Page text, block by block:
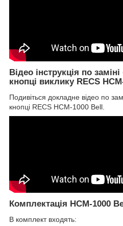
Відео інструкція по
кнопці виклику RECS
Подивіться докладне відео по
кнопці RECS HCM-1000 Bell.
Комплектація HCM-1000
В комплект входять: